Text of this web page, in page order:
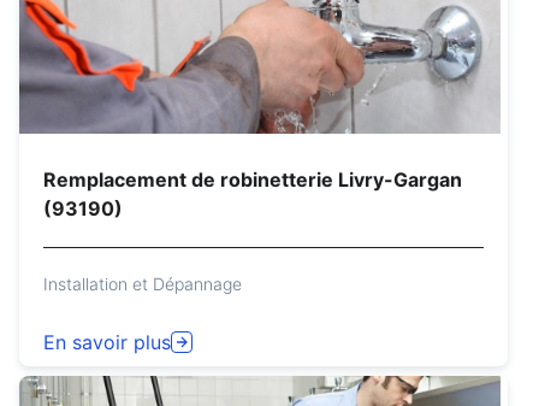
Remplacement de robinetterie Livry-Gargan
(93190)
Installation et Dépannage
En savoir plus